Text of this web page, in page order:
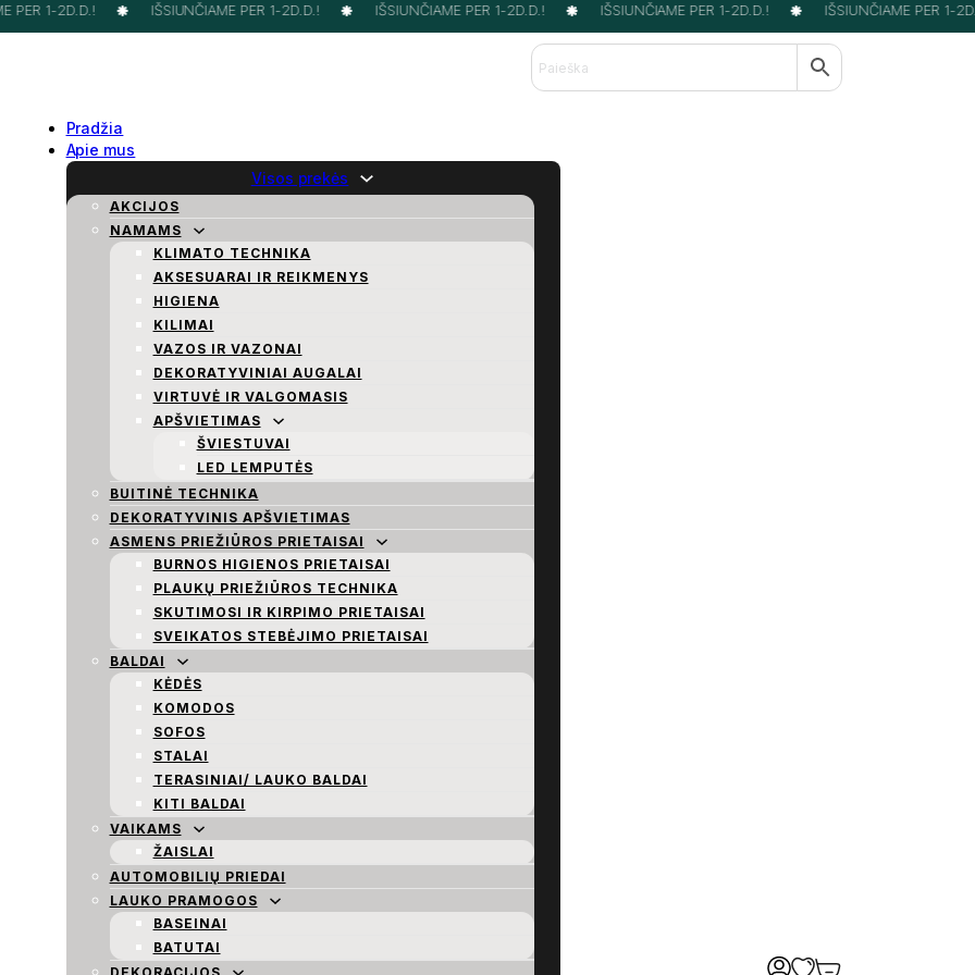
PER 1-2D.D.! IŠSIUNČIAME PER 1-2D.D.! IŠSIUNČIAME PER 1-2D.D.! IŠSIUNČIAME PER 1-2D.D.! IŠSIUNČIAME PER 1-
Pradžia
Apie mus
Visos prekės
AKCIJOS
NAMAMS
KLIMATO TECHNIKA
AKSESUARAI IR REIKMENYS
HIGIENA
KILIMAI
VAZOS IR VAZONAI
DEKORATYVINIAI AUGALAI
VIRTUVĖ IR VALGOMASIS
APŠVIETIMAS
ŠVIESTUVAI
LED LEMPUTĖS
BUITINĖ TECHNIKA
DEKORATYVINIS APŠVIETIMAS
ASMENS PRIEŽIŪROS PRIETAISAI
BURNOS HIGIENOS PRIETAISAI
PLAUKŲ PRIEŽIŪROS TECHNIKA
SKUTIMOSI IR KIRPIMO PRIETAISAI
SVEIKATOS STEBĖJIMO PRIETAISAI
BALDAI
KĖDĖS
KOMODOS
SOFOS
STALAI
TERASINIAI/ LAUKO BALDAI
KITI BALDAI
VAIKAMS
ŽAISLAI
AUTOMOBILIŲ PRIEDAI
LAUKO PRAMOGOS
BASEINAI
BATUTAI